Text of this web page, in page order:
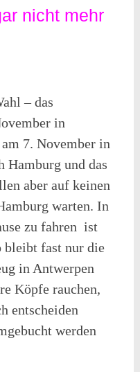
nicht mehr
– das
in
7. November in
Hamburg und das
aber auf keinen
warten. In
zu fahren ist
bleibt fast nur die
in Antwerpen
Köpfe rauchen,
entscheiden
werden